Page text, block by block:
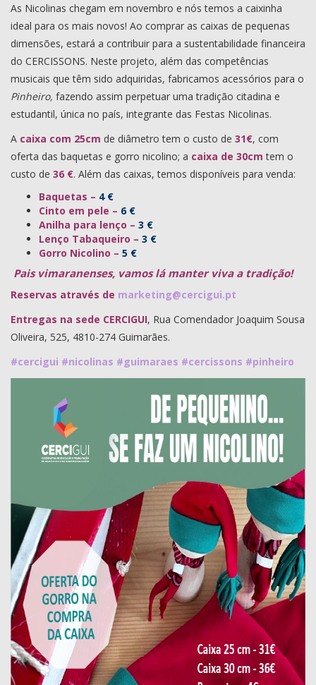
As Nicolinas chegam em novembro e nós temos a caixinha
ideal para os mais novos! Ao comprar as caixas de pequenas
dimensões, estará a contribuir para a sustentabilidade financeira
do CERCISSONS. Neste projeto, além das competências
musicais que têm sido adquiridas, fabricamos acessórios para o
Pinheiro, fazendo assim perpetuar uma tradição citadina e
estudantil, única no país, integrante das Festas Nicolinas.
A caixa com 25cm de diâmetro tem o custo de 31€, com
oferta das baquetas e gorro nicolino; a caixa de 30cm tem o
custo de 36 €. Além das caixas, temos disponíveis para venda:
Baquetas – 4 €
Cinto em pele – 6 €
Anilha para lenço – 3 €
Lenço Tabaqueiro – 3 €
Gorro Nicolino – 5 €
Pais vimaranenses, vamos lá manter viva a tradição!
Reservas através de marketing@cercigui.pt
Entregas na sede CERCIGUI, Rua Comendador Joaquim Sousa
Oliveira, 525, 4810-274 Guimarães.
#cercigui #nicolinas #guimaraes #cercissons #pinheiro